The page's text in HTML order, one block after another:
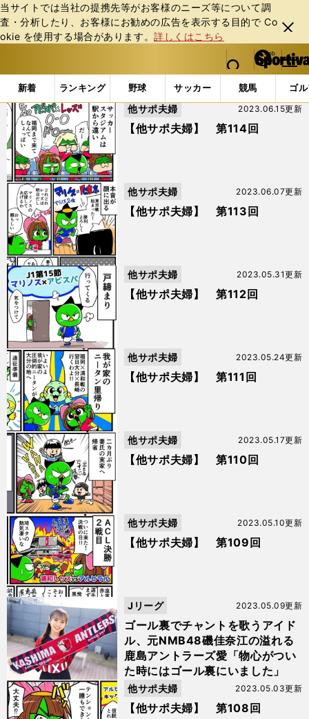
当サイトでは当社の提携先等がお客様のニーズ等について調
査・分析したり、お客様にお勧めの広告を表⽰する⽬的で Co
okie を使⽤する場合があります。詳しくはこちら
閉じ
る
web Sportiva (webスポルティーバ)
検索
マイペ
ー
ジ
メニュ
新着 ランキング 野球 サッカー 競馬 ゴ
b
ス
ポ
ル
テ
ィ
ー
バ
「#サポーター」の最新ニュース・ 情報 (8ページ目)
【他サポ夫婦】 第114回
2023.06.15更新
他サポ夫婦
【他サポ夫婦】 第113回
2023.06.07更新
他サポ夫婦
【他サポ夫婦】 第112回
2023.05.31更新
他サポ夫婦
【他サポ夫婦】 第111回
2023.05.24更新
他サポ夫婦
【他サポ夫婦】 第110回
2023.05.17更新
他サポ夫婦
【他サポ夫婦】 第109回
2023.05.10更新
他サポ夫婦
ゴール裏でチャントを歌うアイド
ル、元NMB48磯佳奈江の溢れる
鹿島アントラーズ愛「物心がつい
た時にはゴール裏にいました」
2023.05.09更新
Jリーグ
【他サポ夫婦】 第108回
2023.05.03更新
他サポ夫婦